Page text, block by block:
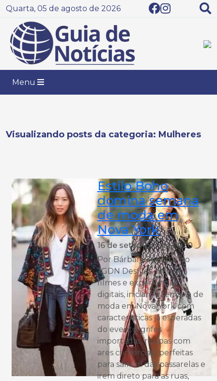
Quarta, 05 de agosto de 2026
Menu
Visualizando posts da categoria: Mulheres
Estilo Boho
domina semana
de moda em
Nova York
16 de setembro de 2020
Por Bárbara Zanatta, do
JGDN Desfiles, fashion
filmes e experiências
digitais, iniciam a semana de
moda em Nova York com
características já esperadas
do evento: grifes
importadas, roupas com
ares comerciais, perfeitas
para saírem das passarelas e
irem direto para as ruas,